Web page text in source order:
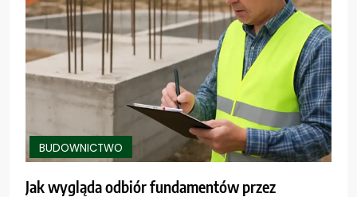
BUDOWNICTWO
Jak wygląda odbiór fundamentów przez